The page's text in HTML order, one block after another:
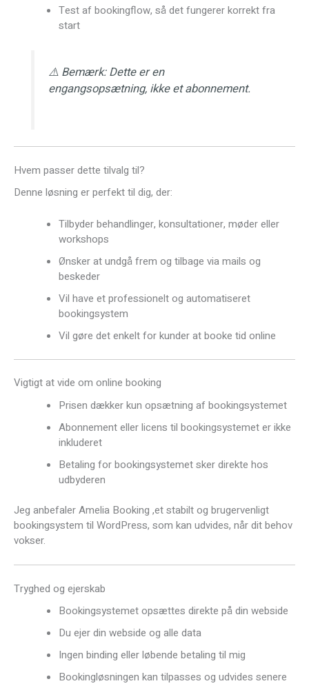
Test af bookingflow, så det fungerer korrekt fra
start
⚠️ Bemærk: Dette er en
engangsopsætning, ikke et abonnement.
Hvem passer dette tilvalg til?
Denne løsning er perfekt til dig, der:
Tilbyder behandlinger, konsultationer, møder eller
workshops
Ønsker at undgå frem og tilbage via mails og
beskeder
Vil have et professionelt og automatiseret
bookingsystem
Vil gøre det enkelt for kunder at booke tid online
Vigtigt at vide om online booking
Prisen dækker kun opsætning af bookingsystemet
Abonnement eller licens til bookingsystemet er ikke
inkluderet
Betaling for bookingsystemet sker direkte hos
udbyderen
Jeg anbefaler Amelia Booking ,et stabilt og brugervenligt
bookingsystem til WordPress, som kan udvides, når dit behov
vokser.
Tryghed og ejerskab
Bookingsystemet opsættes direkte på din webside
Du ejer din webside og alle data
Ingen binding eller løbende betaling til mig
Bookingløsningen kan tilpasses og udvides senere